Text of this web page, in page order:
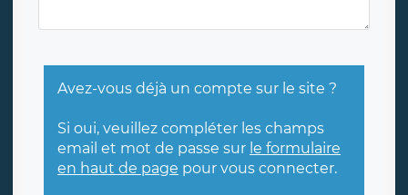
Avez-vous déjà un compte sur le site ?
Si oui, veuillez compléter les champs
email et mot de passe sur le formulaire
en haut de page pour vous connecter.